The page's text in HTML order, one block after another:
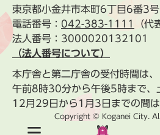
東京都小金井市本町6丁目6番3号
電話番号： 042-383-1111
（代
法人番号：3000020132101
（法人番号について）
本庁舎と第二庁舎の受付時間は、
午前8時30分から午後5時まで、
12月29日から1月3日までの間は
Copyright © Koganei City.